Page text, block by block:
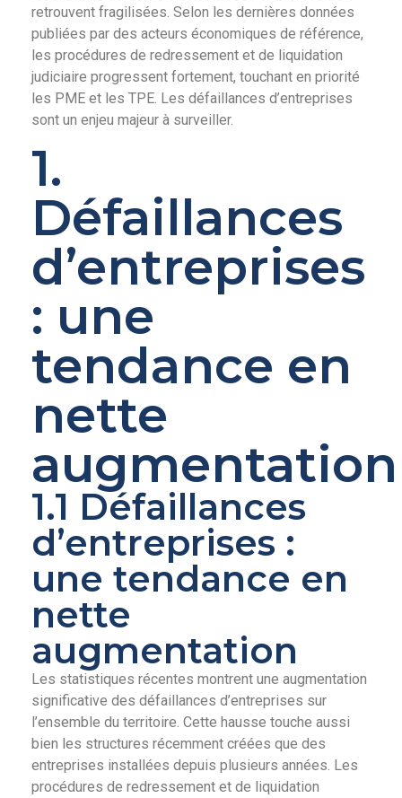
retrouvent fragilisées. Selon les dernières données
publiées par des acteurs économiques de référence,
les procédures de redressement et de liquidation
judiciaire progressent fortement, touchant en priorité
les PME et les TPE. Les défaillances d’entreprises
sont un enjeu majeur à surveiller.
1.
Défaillances
d’entreprises
: une
tendance en
nette
augmentation
1.1 Défaillances
d’entreprises :
une tendance en
nette
augmentation
Les statistiques récentes montrent une augmentation
significative des défaillances d’entreprises sur
l’ensemble du territoire. Cette hausse touche aussi
bien les structures récemment créées que des
entreprises installées depuis plusieurs années. Les
procédures de redressement et de liquidation